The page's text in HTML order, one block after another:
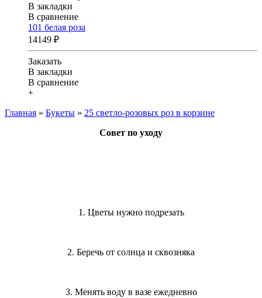
В закладки
В сравнение
101 белая роза
14149 ₽
Заказать
В закладки
В сравнение
+
Главная » Букеты » 25 светло-розовых роз в корзине
Совет по уходу
1. Цветы нужно подрезать
2. Беречь от солнца и сквозняка
3. Менять воду в вазе ежедневно